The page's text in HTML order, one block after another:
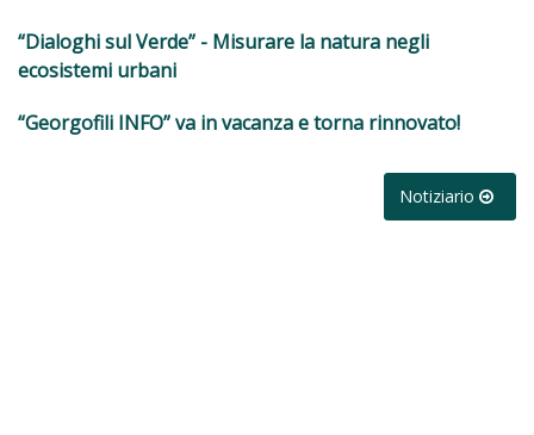
“Dialoghi sul Verde” - Misurare la natura negli
ecosistemi urbani
“Georgofili INFO” va in vacanza e torna rinnovato!
Notiziario